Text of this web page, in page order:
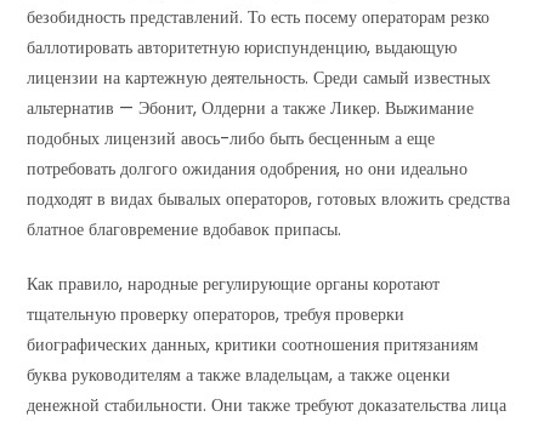
безобидность представлений. То есть посему операторам резко
баллотировать авторитетную юриспунденцию, выдающую
лицензии на картежную деятельность. Среди самый известных
альтернатив — Эбонит, Олдерни а также Ликер. Выжимание
подобных лицензий авось-либо быть бесценным а еще
потребовать долгого ожидания одобрения, но они идеально
подходят в видах бывалых операторов, готовых вложить средства
блатное благовремение вдобавок припасы.
Как правило, народные регулирующие органы коротают
тщательную проверку операторов, требуя проверки
биографических данных, критики соотношения притязаниям
буква руководителям а также владельцам, а также оценки
денежной стабильности. Они также требуют доказательства лица